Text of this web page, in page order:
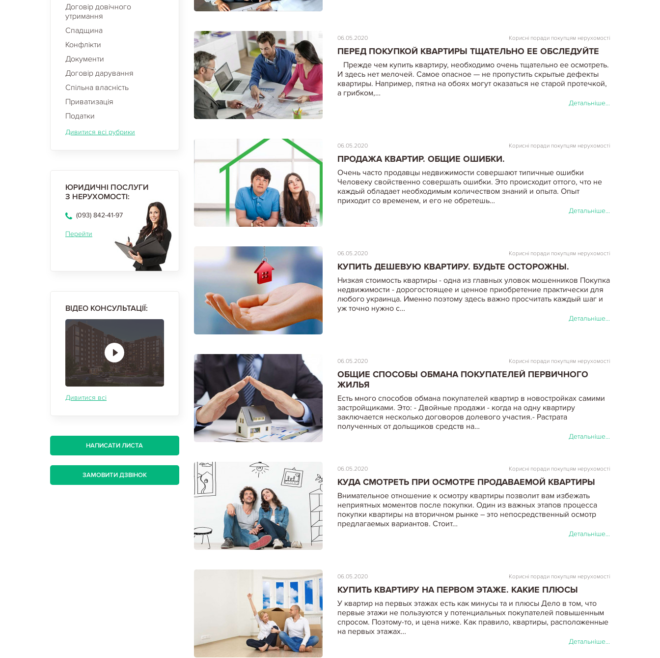
Договір довічного
утримання
Спадщина
Конфлікти
Документи
Договір дарування
Спільна власність
Приватизація
Податки
Дивитися всі рубрики
ЮРИДИЧНІ ПОСЛУГИ
З НЕРУХОМОСТІ:
(093) 842-41-97
Перейти
ВІДЕО КОНСУЛЬТАЦІЇ:
Дивитися всі
НАПИСАТИ ЛИСТА
ЗАМОВИТИ ДЗВІНОК
06.05.2020 Корисні поради покупцям нерухомості
ПЕРЕД ПОКУПКОЙ КВАРТИРЫ ТЩАТЕЛЬНО ЕЕ ОБСЛЕДУЙТЕ
Прежде чем купить квартиру, необходимо очень тщательно ее осмотреть.
И здесь нет мелочей. Самое опасное — не пропустить скрытые дефекты
квартиры. Например, пятна на обоях могут оказаться не старой протечкой,
а грибком,…
Детальніше...
06.05.2020 Корисні поради покупцям нерухомості
ПРОДАЖА КВАРТИР. ОБЩИЕ ОШИБКИ.
Очень часто продавцы недвижимости совершают типичные ошибки
Человеку свойственно совершать ошибки. Это происходит оттого, что не
каждый обладает необходимым количеством знаний и опыта. Опыт
приходит со временем, и его не обретешь…
Детальніше...
06.05.2020 Корисні поради покупцям нерухомості
КУПИТЬ ДЕШЕВУЮ КВАРТИРУ. БУДЬТЕ ОСТОРОЖНЫ.
Низкая стоимость квартиры - одна из главных уловок мошенников Покупка
недвижимости - дорогостоящее и ценное приобретение практически для
любого украинца. Именно поэтому здесь важно просчитать каждый шаг и
уж точно нужно с…
Детальніше...
06.05.2020 Корисні поради покупцям нерухомості
ОБЩИЕ СПОСОБЫ ОБМАНА ПОКУПАТЕЛЕЙ ПЕРВИЧНОГО
ЖИЛЬЯ
Есть много способов обмана покупателей квартир в новостройках самими
застройщиками. Это: - Двойные продажи - когда на одну квартиру
заключается несколько договоров долевого участия.- Растрата
полученных от дольщиков средств на…
Детальніше...
06.05.2020 Корисні поради покупцям нерухомості
КУДА СМОТРЕТЬ ПРИ ОСМОТРЕ ПРОДАВАЕМОЙ КВАРТИРЫ
Внимательное отношение к осмотру квартиры позволит вам избежать
неприятных моментов после покупки. Один из важных этапов процесса
покупки квартиры на вторичном рынке – это непосредственный осмотр
предлагаемых вариантов. Стоит…
Детальніше...
06.05.2020 Корисні поради покупцям нерухомості
КУПИТЬ КВАРТИРУ НА ПЕРВОМ ЭТАЖЕ. КАКИЕ ПЛЮСЫ
У квартир на первых этажах есть как минусы та и плюсы Дело в том, что
первые этажи не пользуются у потенциальных покупателей повышенным
спросом. Поэтому-то, и цена ниже. Как правило, квартиры, расположенные
на первых этажах…
Детальніше...